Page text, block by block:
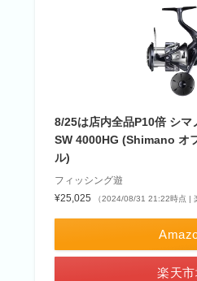
8/25は店内全品P10倍 シマ
SW 4000HG (Shimano オ
ル)
フィッシング遊
¥25,025
（2024/08/31 21:22時点 |
楽天